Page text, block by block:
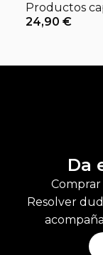
Productos
24,90 €
Da
Resolver